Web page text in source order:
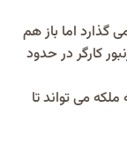
طول روز بیش از ۲۰۰۰تخم می گذارد اما باز هم
کارگر در حدود
در حالی که ملکه می تواند تا